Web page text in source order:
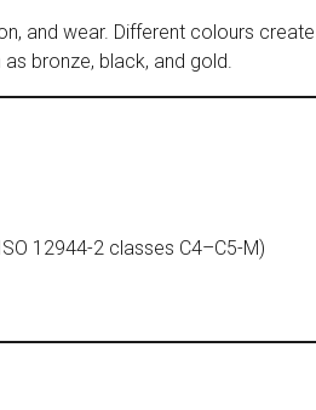
and wear. Different colours
bronze, black, and gold.
12944-2 classes C4–C5-M)